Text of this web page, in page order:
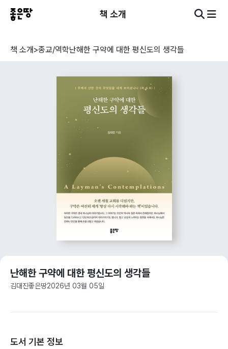
책 소개
책 소개>종교/역학난해한 구약에 대한 평신도의 생각들
난해한 구약에 대한 평신도의 생각들
김대진좋은땅2026년 03월 05일
도서 기본 정보